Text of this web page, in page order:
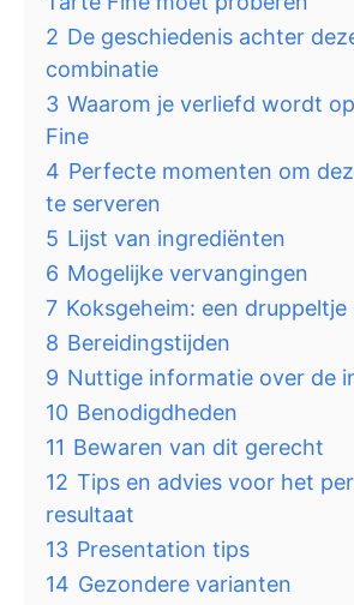
2 De geschiedenis achter
combinatie
3 Waarom je verliefd wordt
Fine
4 Perfecte momenten om
te serveren
5 Lijst van ingrediënten
6 Mogelijke vervangingen
7 Koksgeheim: een druppeltje
8 Bereidingstijden
9 Nuttige informatie over de
10 Benodigdheden
11 Bewaren van dit gerecht
12 Tips en advies voor het
resultaat
13 Presentation tips
14 Gezondere varianten